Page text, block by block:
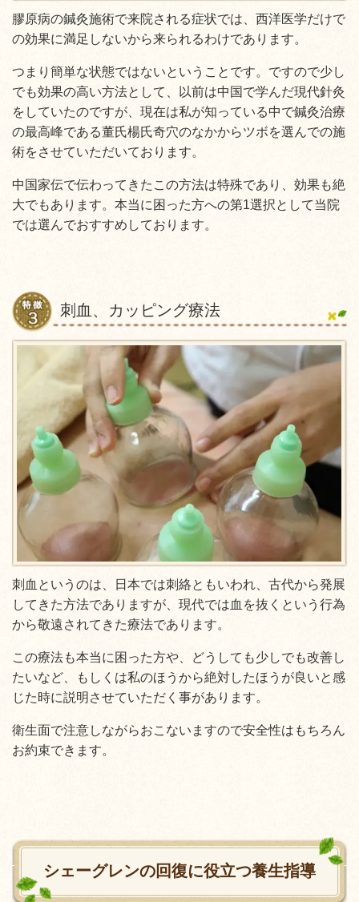
膠原病の鍼灸施術で来院される症状では、西洋医学だけで
の効果に満足しないから来られるわけであります。
つまり簡単な状態ではないということです。ですので少し
でも効果の高い方法として、以前は中国で学んだ現代針灸
をしていたのですが、現在は私が知っている中で鍼灸治療
の最高峰である董氏楊氏奇穴のなかからツボを選んでの施
術をさせていただいております。
中国家伝で伝わってきたこの方法は特殊であり、効果も絶
大でもあります。本当に困った方への第1選択として当院
では選んでおすすめしております。
刺血、カッピング療法
刺血というのは、日本では刺絡ともいわれ、古代から発展
してきた方法でありますが、現代では血を抜くという行為
から敬遠されてきた療法であります。
この療法も本当に困った方や、どうしても少しでも改善し
たいなど、もしくは私のほうから絶対したほうが良いと感
じた時に説明させていただく事があります。
衛生面で注意しながらおこないますので安全性はもちろん
お約束できます。
シェーグレンの回復に役立つ養生指導